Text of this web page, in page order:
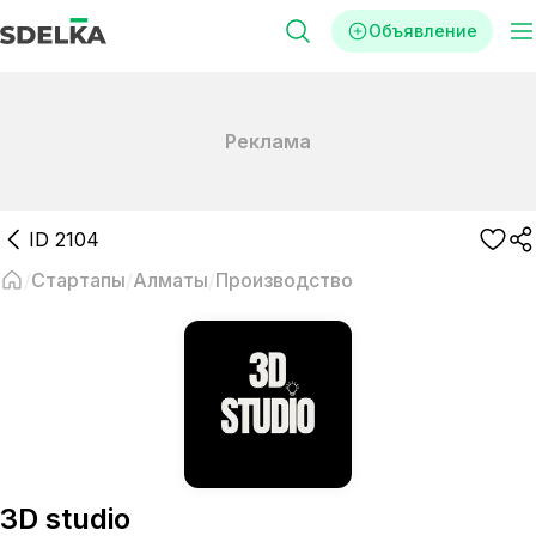
Объявление
Реклама
ID 2104
Стартапы Алматы Производство
3D studio